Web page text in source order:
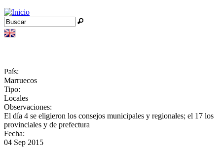
Jump to navigation
Formulario de búsqueda
Buscar
País:
Marruecos
Tipo:
Locales
Observaciones:
El día 4 se eligieron los consejos municipales y regionales; el 17 los
provinciales y de prefectura
Fecha:
04 Sep 2015